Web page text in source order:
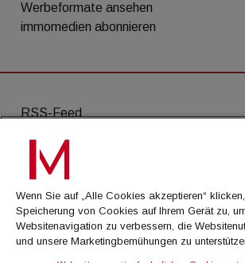
Werbeformate ansehen
immomedien abonnieren
RSS-Feed
AGB
Datenschutz
Kontakt
Impressum
Wenn Sie auf „Alle Cookies akzeptieren“
Speicherung von Cookies auf Ihrem Gerät zu,
Websitenavigation zu verbessern, die
und unsere Marketingbemühungen zu